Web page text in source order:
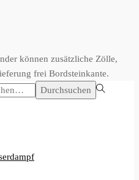
können zusätzliche Zölle,
frei Bordsteinkante.
Durchsuchen